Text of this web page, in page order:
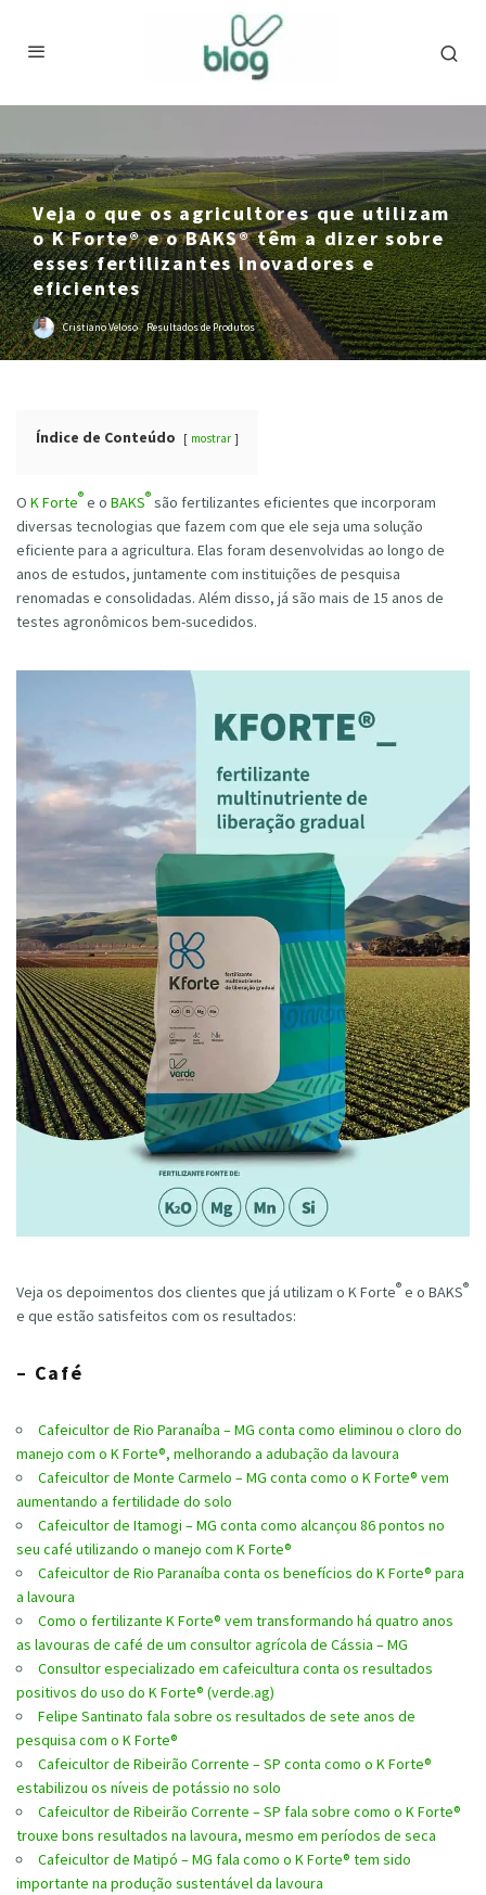
Veja o que os agricultores que utilizam
o K Forte® e o BAKS® têm a dizer sobre
esses fertilizantes inovadores e
eficientes
Cristiano Veloso · Resultados de Produtos
Índice de Conteúdo mostrar
O K Forte® e o BAKS® são fertilizantes eficientes que incorporam
diversas tecnologias que fazem com que ele seja uma solução
eficiente para a agricultura. Elas foram desenvolvidas ao longo de
anos de estudos, juntamente com instituições de pesquisa
renomadas e consolidadas. Além disso, já são mais de 15 anos de
testes agronômicos bem-sucedidos.
Veja os depoimentos dos clientes que já utilizam o K Forte® e o BAKS®
e que estão satisfeitos com os resultados:
– Café
Cafeicultor de Rio Paranaíba – MG conta como eliminou o cloro do
manejo com o K Forte®, melhorando a adubação da lavoura
Cafeicultor de Monte Carmelo – MG conta como o K Forte® vem
aumentando a fertilidade do solo
Cafeicultor de Itamogi – MG conta como alcançou 86 pontos no
seu café utilizando o manejo com K Forte®
Cafeicultor de Rio Paranaíba conta os benefícios do K Forte® para
a lavoura
Como o fertilizante K Forte® vem transformando há quatro anos
as lavouras de café de um consultor agrícola de Cássia – MG
Consultor especializado em cafeicultura conta os resultados
positivos do uso do K Forte® (verde.ag)
Felipe Santinato fala sobre os resultados de sete anos de
pesquisa com o K Forte®
Cafeicultor de Ribeirão Corrente – SP conta como o K Forte®
estabilizou os níveis de potássio no solo
Cafeicultor de Ribeirão Corrente – SP fala sobre como o K Forte®
trouxe bons resultados na lavoura, mesmo em períodos de seca
Cafeicultor de Matipó – MG fala como o K Forte® tem sido
importante na produção sustentável da lavoura